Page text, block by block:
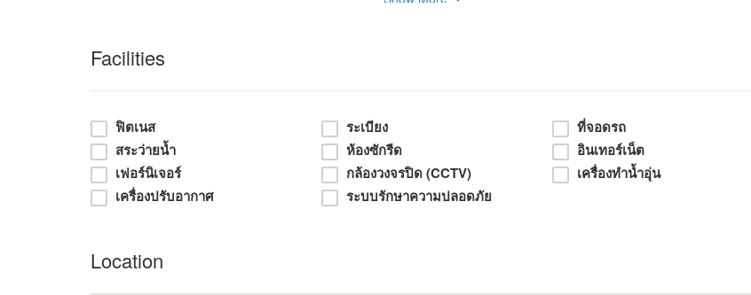
- แอร์ 7 เครื่อง
พื้นที่ใช้สอย 261 ตรม จอดรถในตัวบ้านได้ 3 คัน บ้านสวย น่าอยู่มาก
มีสโมสรสระว่ายน้ำ ฟิตเนส สนามเด็กเล่น ลู่วิ่ง
ปลอดภัยเข้าออกหมู่บ้านด้วยระบบคีย์การ์ด และกล้องวงจรปิดตลดทั้งโครงการ
Facilities
ฟิตเนส ระเบียง
ที่จอดรถ
สระว่ายน้ำ
ห้องซักรีด
อินเทอร์เน็ต
เฟอร์นิเจอร์
กล้องวงจรปิด (CCTV)
เครื่องทำน้ำอุ่น
เครื่องปรับอากาศ
ระบบรักษาความปลอดภัย
Location